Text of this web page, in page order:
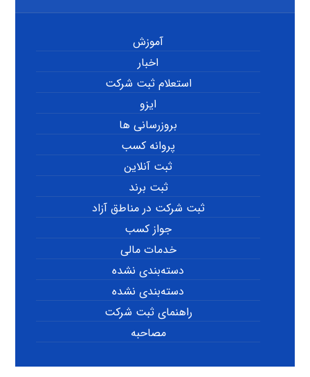
آموزش
اخبار
استعلام ثبت شرکت
ایزو
بروزرسانی ها
پروانه کسب
ثبت آنلاین
ثبت برند
ثبت شرکت در مناطق آزاد
جواز کسب
خدمات مالی
دسته‌بندی نشده
دسته‌بندی نشده
راهنمای ثبت شرکت
مصاحبه